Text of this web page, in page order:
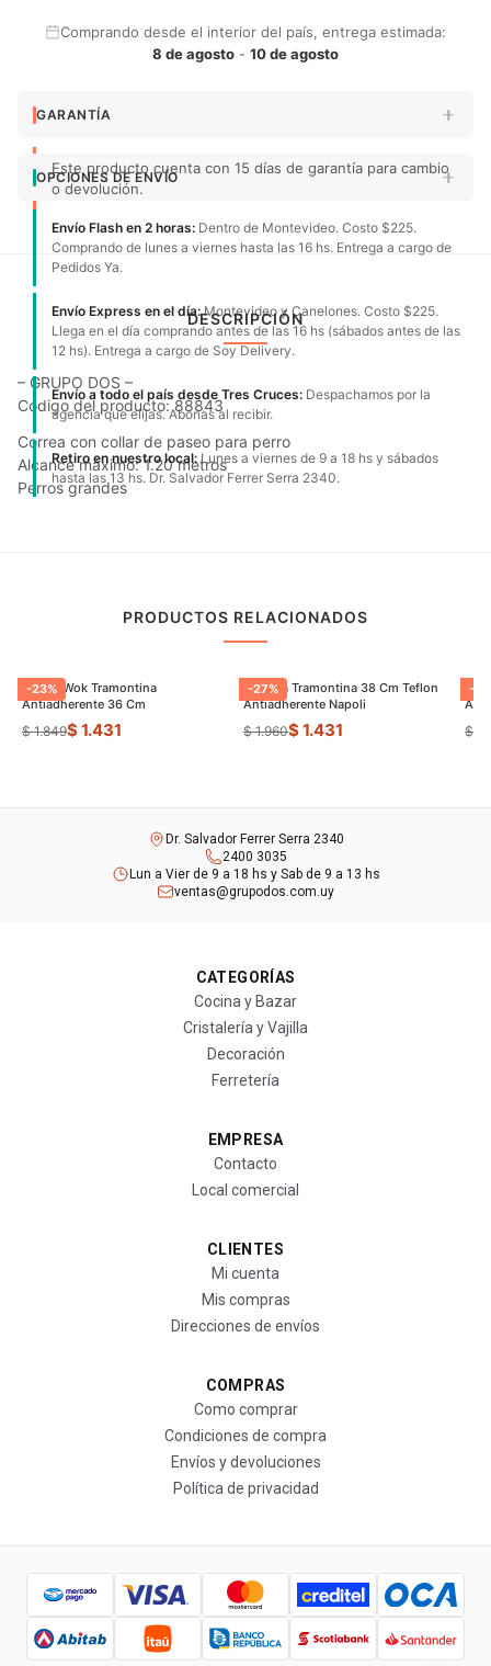
Comprando desde el interior del país, entrega estimada:
8 de agosto - 10 de agosto
GARANTÍA
Este producto cuenta con 15 días de garantía para cambio
o devolución.
OPCIONES DE ENVÍO
Envío Flash en 2 horas: Dentro de Montevideo. Costo $225.
Comprando de lunes a viernes hasta las 16 hs. Entrega a cargo de
Pedidos Ya.
Envío Express en el día:Montevideo y Canelones. Costo $225.
Llega en el día comprando antes de las 16 hs (sábados antes de las
12 hs). Entrega a cargo de Soy Delivery.
Envío a todo el país desde Tres Cruces: Despachamos por la
agencia que elijas. Abonas al recibir.
Retiro en nuestro local:Lunes a viernes de 9 a 18 hs y sábados
hasta las 13 hs. Dr. Salvador Ferrer Serra 2340.
DESCRIPCIÓN
– GRUPO DOS –
Código del producto: 88843
Correa con collar de paseo para perro
Alcance máximo: 1.20 metros
Perros grandes
PRODUCTOS RELACIONADOS
-23%
Sarten Wok Tramontina
Antiadherente 36 Cm
$ 1.849$ 1.431
-27%
Paellera Tramontina 38 Cm Teflon
Antiadherente Napoli
$ 1.960$ 1.431
-
$
Dr. Salvador Ferrer Serra 2340
2400 3035
Lun a Vier de 9 a 18 hs y Sab de 9 a 13 hs
ventas@grupodos.com.uy
CATEGORÍAS
Cocina y Bazar
Cristalería y Vajilla
Decoración
Ferretería
EMPRESA
Contacto
Local comercial
CLIENTES
Mi cuenta
Mis compras
Direcciones de envíos
COMPRAS
Como comprar
Condiciones de compra
Envíos y devoluciones
Política de privacidad